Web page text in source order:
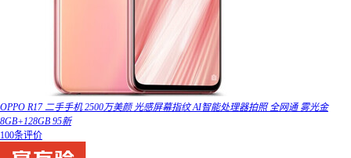
OPPO R17 二手手机 2500万美颜 光感屏幕指纹 AI智能处理器拍照 全网通 雾光金
8GB+128GB 95新
100条评价